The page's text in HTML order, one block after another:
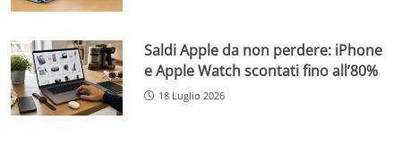
Saldi Apple da non perdere: iPhone
e Apple Watch scontati fino all’80%
18 Luglio 2026